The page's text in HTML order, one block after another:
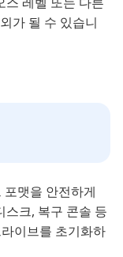
가 될 수 있습니
맷을 안전하게
스크, 복구 콘솔 등
이브를 초기화하